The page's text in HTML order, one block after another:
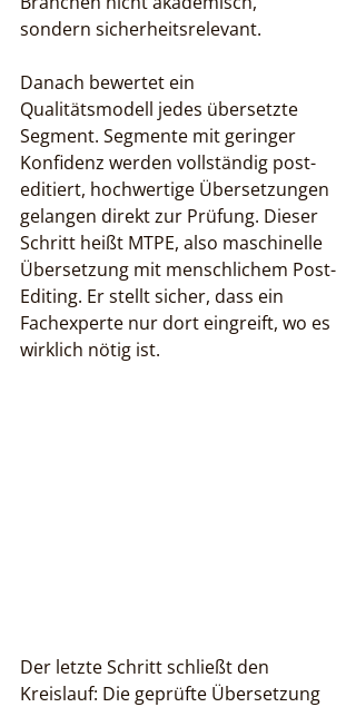
sondern sicherheitsrelevant.
Danach bewertet ein
Qualitätsmodell jedes übersetzte
Segment. Segmente mit geringer
Konfidenz werden vollständig post-
editiert, hochwertige Übersetzungen
gelangen direkt zur Prüfung. Dieser
Schritt heißt MTPE, also maschinelle
Übersetzung mit menschlichem Post-
Editing. Er stellt sicher, dass ein
Fachexperte nur dort eingreift, wo es
wirklich nötig ist.
Der letzte Schritt schließt den
Kreislauf: Die geprüfte Übersetzung